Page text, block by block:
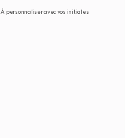
À personnaliser avec vos initiales